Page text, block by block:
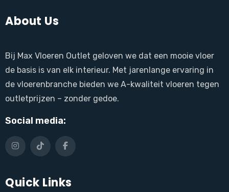
About Us
Bij Max Vloeren Outlet geloven we dat een mooie vloer
de basis is van elk interieur. Met jarenlange ervaring in
de vloerenbranche bieden we A-kwaliteit vloeren tegen
outletprijzen – zonder gedoe.
Social media:
Quick Links